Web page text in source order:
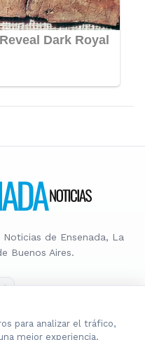
de Ensenada, La
Buenos Aires.
para analizar el tráfico,
mejor experiencia.